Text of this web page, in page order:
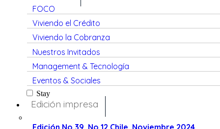
FOCO
Viviendo el Crédito
Viviendo la Cobranza
Nuestros Invitados
Management & Tecnología
Eventos & Sociales
Stay
Edición impresa